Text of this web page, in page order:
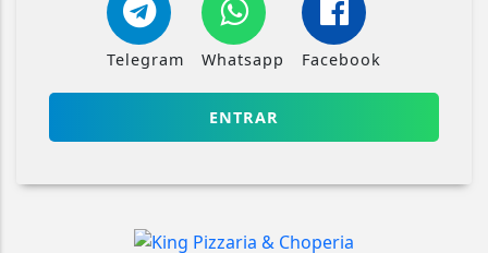
Telegram Whatsapp Facebook
ENTRAR